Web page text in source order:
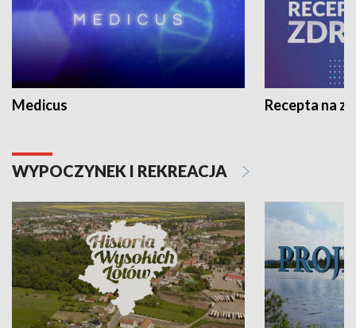
Medicus Recepta na
WYPOCZYNEK I REKREACJA